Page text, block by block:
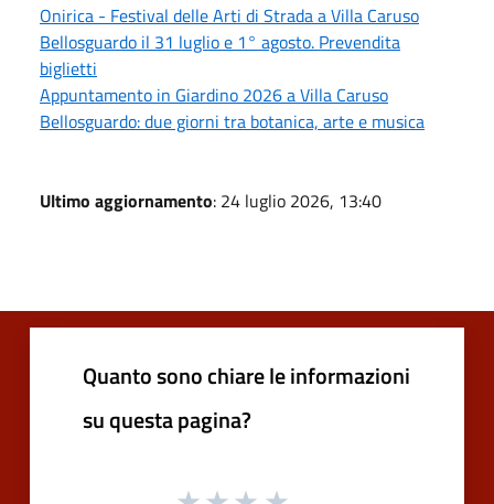
Onirica - Festival delle Arti di Strada a Villa Caruso
Bellosguardo il 31 luglio e 1° agosto. Prevendita
biglietti
Appuntamento in Giardino 2026 a Villa Caruso
Bellosguardo: due giorni tra botanica, arte e musica
Ultimo aggiornamento: 24 luglio 2026, 13:40
Quanto sono chiare le informazioni
su questa pagina?